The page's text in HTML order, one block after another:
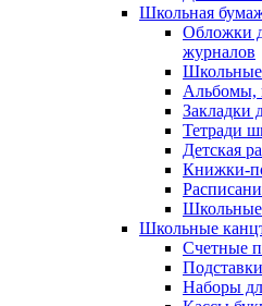
Школьная
Обложки
журналов
Альбомы,
Закладки
Тетради
Детская
Книжки-
Школьные
Счетные
Наборы